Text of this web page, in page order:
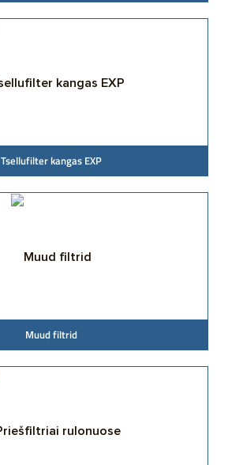
Tsellufilter kangas EXP
Muud filtrid